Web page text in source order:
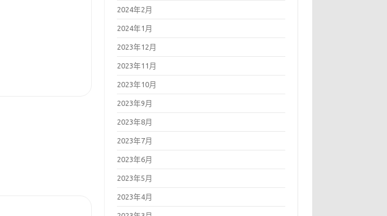
2024年2月
2024年1月
2023年12月
2023年11月
2023年10月
2023年9月
2023年8月
2023年7月
2023年6月
2023年5月
2023年4月